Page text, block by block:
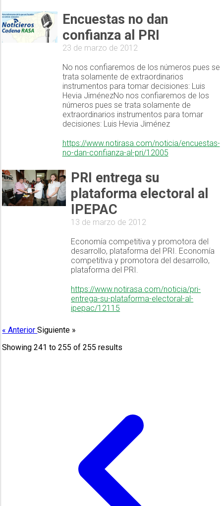
Encuestas no dan
confianza al PRI
23 de marzo de 2012
No nos confiaremos de los números pues se
trata solamente de extraordinarios
instrumentos para tomar decisiones: Luis
Hevia JiménezNo nos confiaremos de los
números pues se trata solamente de
extraordinarios instrumentos para tomar
decisiones: Luis Hevia Jiménez
https://www.notirasa.com/noticia/encuestas-
no-dan-confianza-al-pri/12005
PRI entrega su
plataforma electoral al
IPEPAC
13 de marzo de 2012
Economía competitiva y promotora del
desarrollo, plataforma del PRI. Economía
competitiva y promotora del desarrollo,
plataforma del PRI.
https://www.notirasa.com/noticia/pri-
entrega-su-plataforma-electoral-al-
ipepac/12115
« AnteriorSiguiente »
Showing241 to255 of255 results